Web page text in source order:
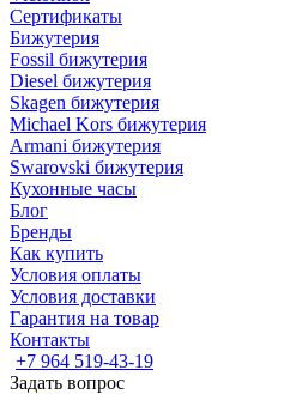
Сертификаты
Бижутерия
Fossil бижутерия
Diesel бижутерия
Skagen бижутерия
Michael Kors бижутерия
Armani бижутерия
Swarovski бижутерия
Кухонные часы
Блог
Бренды
Как купить
Условия оплаты
Условия доставки
Гарантия на товар
Контакты
+7 964 519-43-19
Задать вопрос